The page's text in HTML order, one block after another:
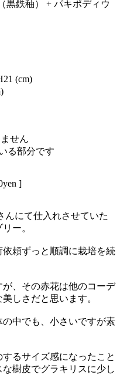
黒鉄秞） + パキポディウ
(cm)
せん
る部分です
]
んにて仕入れさせていた
ー。
頼ずっと順調に栽培を続
、その赤花は他のコーデ
しさだと思います。
中でも、小さいですが素
るサイズ感になったこと
樹皮でグラキリスに少し